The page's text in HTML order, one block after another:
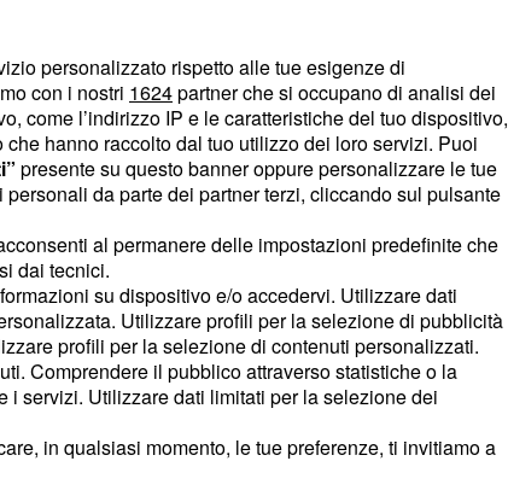
personalizzato rispetto alle tue esigenze di
con i nostri 1624partner che si occupano di analisi dei
come l’indirizzo IP e le caratteristiche del tuo dispositivo,
hanno raccolto dal tuo utilizzo dei loro servizi. Puoi
presente su questo banner oppure personalizzare le tue
da parte dei partner terzi, cliccando sul pulsante
al permanere delle impostazioni predefinite che
dai tecnici.
su dispositivo e/o accedervi. Utilizzare dati
Utilizzare profili per la selezione di pubblicità
profili per la selezione di contenuti personalizzati.
Comprendere il pubblico attraverso statistiche o la
servizi. Utilizzare dati limitati per la selezione dei
in qualsiasi momento, le tue preferenze, ti invitiamo a